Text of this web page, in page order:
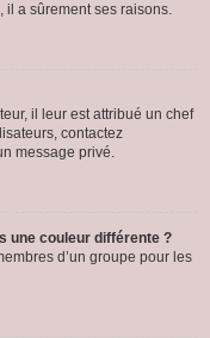
il a sûrement ses raisons.
il leur est attribué un chef
contactez
message privé.
une couleur différente ?
d’un groupe pour les